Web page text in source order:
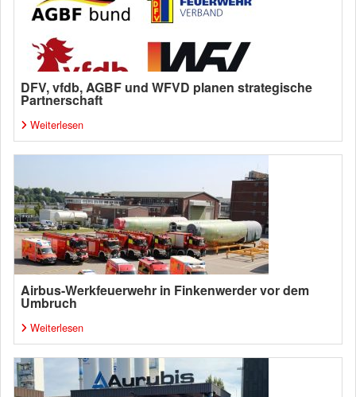
DFV, vfdb, AGBF und WFVD planen strategische
Partnerschaft
Weiterlesen
Airbus-Werkfeuerwehr in Finkenwerder vor dem
Umbruch
Weiterlesen